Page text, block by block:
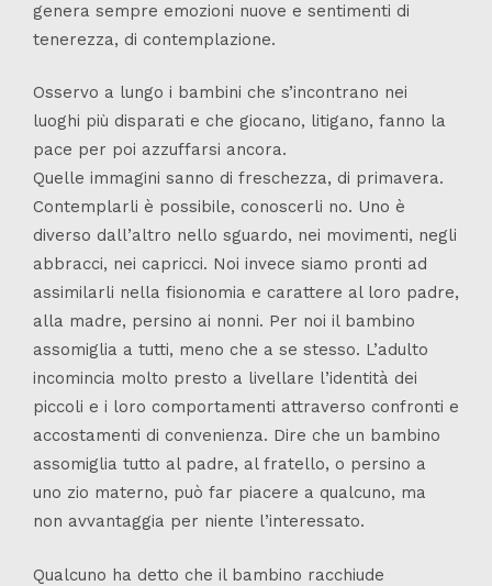
genera sempre emozioni nuove e sentimenti di
tenerezza, di contemplazione.
Osservo a lungo i bambini che s’incontrano nei
luoghi più disparati e che giocano, litigano, fanno la
pace per poi azzuffarsi ancora.
Quelle immagini sanno di freschezza, di primavera.
Contemplarli è possibile, conoscerli no. Uno è
diverso dall’altro nello sguardo, nei movimenti, negli
abbracci, nei capricci. Noi invece siamo pronti ad
assimilarli nella fisionomia e carattere al loro padre,
alla madre, persino ai nonni. Per noi il bambino
assomiglia a tutti, meno che a se stesso. L’adulto
incomincia molto presto a livellare l’identità dei
piccoli e i loro comportamenti attraverso confronti e
accostamenti di convenienza. Dire che un bambino
assomiglia tutto al padre, al fratello, o persino a
uno zio materno, può far piacere a qualcuno, ma
non avvantaggia per niente l’interessato.
Qualcuno ha detto che il bambino racchiude